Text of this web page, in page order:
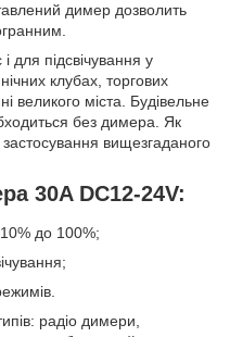
димер дозволить
для підсвічування у
клубах, торгових
великого міста. Будівельне
без димера. Як
вищезгаданого
30A DC12-24V:
10% до 100%;
радіо димери,